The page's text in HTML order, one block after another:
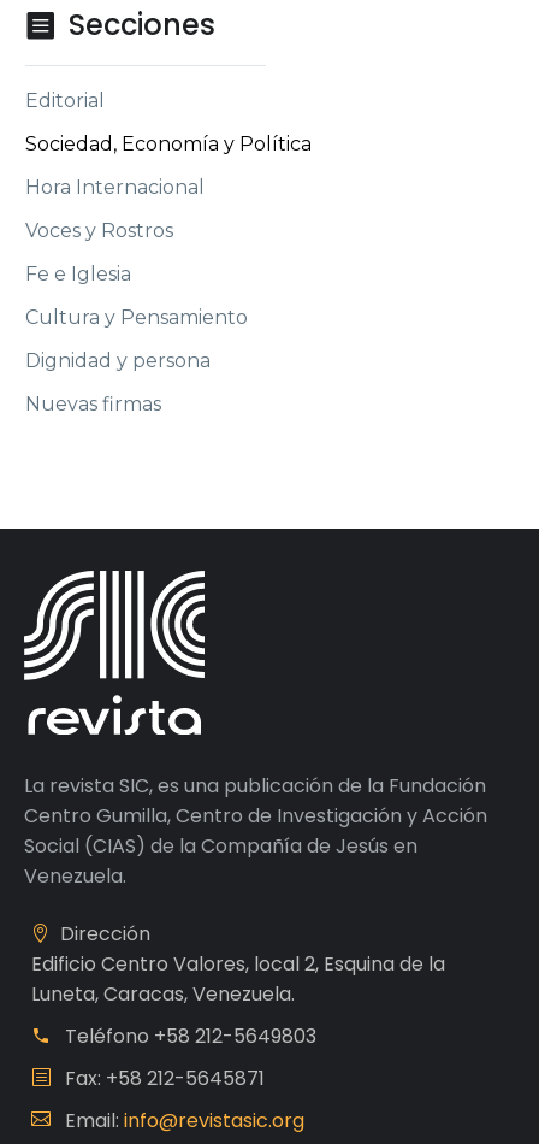
 Secciones
Editorial
Sociedad, Economía y Política
Hora Internacional
Voces y Rostros
Fe e Iglesia
Cultura y Pensamiento
Dignidad y persona
Nuevas firmas
La revista SIC, es una publicación de la Fundación
Centro Gumilla, Centro de Investigación y Acción
Social (CIAS) de la Compañía de Jesús en
Venezuela.
Dirección
Edificio Centro Valores, local 2, Esquina de la
Luneta, Caracas, Venezuela.
Teléfono +58 212-5649803
Fax: +58 212-5645871
Email: info@revistasic.org